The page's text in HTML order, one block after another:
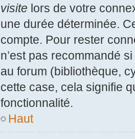
visite lors de votre
une durée déterminée.
compte. Pour rester
n’est pas recommandé
au forum (bibliothèque,
cette case, cela signifie
fonctionnalité.
Haut